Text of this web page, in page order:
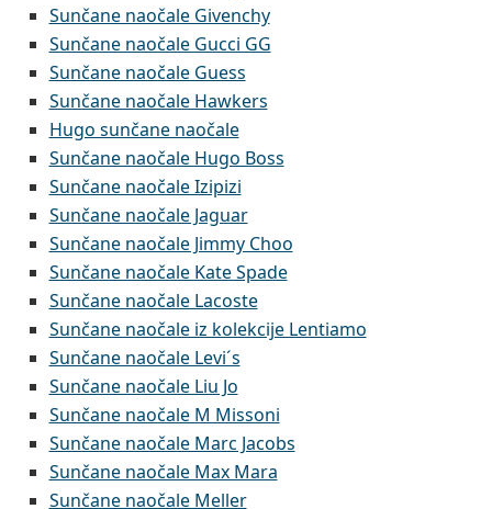
Sunčane naočale Givenchy
Sunčane naočale Gucci GG
Sunčane naočale Guess
Sunčane naočale Hawkers
Hugo sunčane naočale
Sunčane naočale Hugo Boss
Sunčane naočale Izipizi
Sunčane naočale Jaguar
Sunčane naočale Jimmy Choo
Sunčane naočale Kate Spade
Sunčane naočale Lacoste
Sunčane naočale iz kolekcije Lentiamo
Sunčane naočale Levi´s
Sunčane naočale Liu Jo
Sunčane naočale M Missoni
Sunčane naočale Marc Jacobs
Sunčane naočale Max Mara
Sunčane naočale Meller